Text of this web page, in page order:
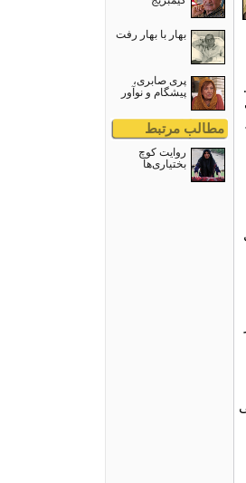
بهار با بهار رفت
پری صابری،
پیشگام و نوآور
مطالب مرتبط
روایت کوچ
بختیاری‌ها